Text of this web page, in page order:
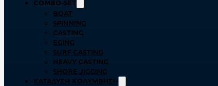
COMBO-SET
BOAT
SPINNING
CASTING
EGING
SURF CASTING
HEAVY CASTING
SHORE JIGGING
ΚΑΤΆΔΥΣΗ ΚΟΛΎΜΒΗΣΗ